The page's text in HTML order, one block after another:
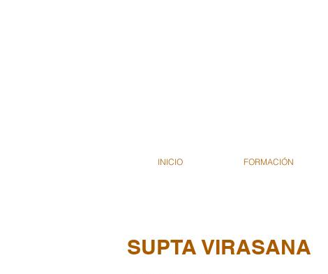
INICIO FORMACIÓN
SUPTA VIRASANA